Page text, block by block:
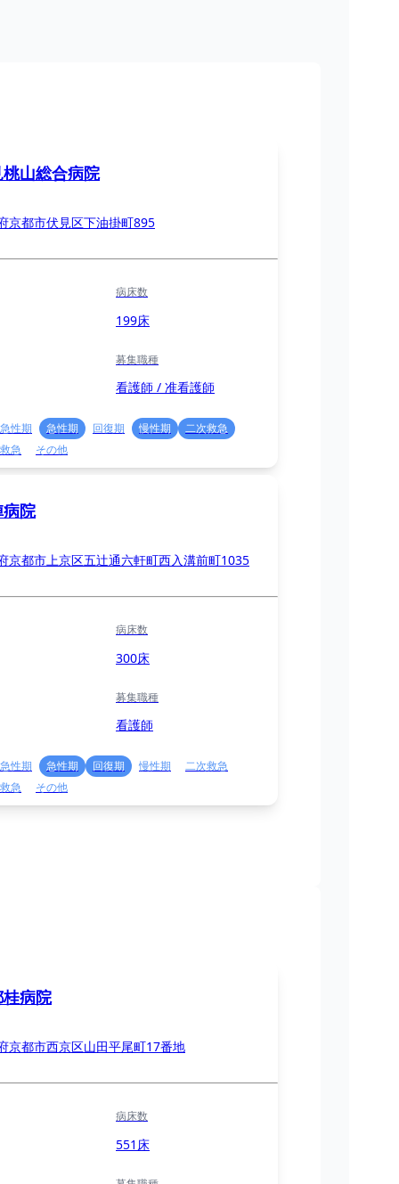
山総合病院
京都市伏見区下油掛町895
病床数
199床
募集職種
看護師 / 准看護師
性期 急性期 回復期 慢性期
二次救急
急
その他
院
京都市上京区五辻通六軒町西入溝前町1035
病床数
300床
募集職種
看護師
性期 急性期 回復期 慢性期
二次救急
急
その他
病院
京都市西京区山田平尾町17番地
病床数
551床